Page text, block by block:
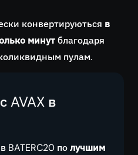
конвертируються в
минутблагодаря
пулам.
AVAX в
BATERC20 получшим